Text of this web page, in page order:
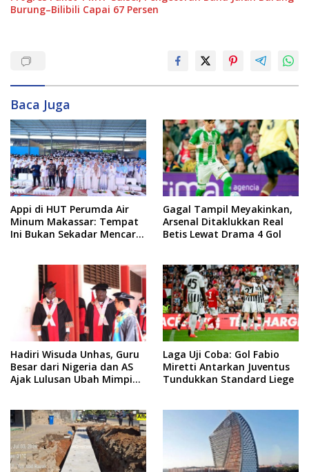
Burung–Bilibili Capai 67 Persen
Baca Juga
Appi di HUT Perumda Air
Minum Makassar: Tempat
Ini Bukan Sekadar Mencari
Gagal Tampil Meyakinkan,
Arsenal Ditaklukkan Real
Betis Lewat Drama 4 Gol
Hadiri Wisuda Unhas, Guru
Besar dari Nigeria dan AS
Ajak Lulusan Ubah Mimpi
Laga Uji Coba: Gol Fabio
Miretti Antarkan Juventus
Tundukkan Standard Liege